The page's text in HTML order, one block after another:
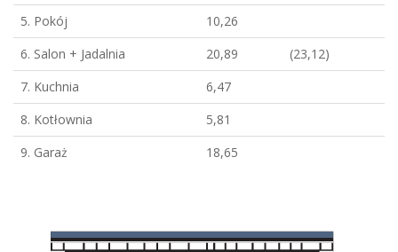
5. Pokój
10,26
6. Salon + Jadalnia
20,89
(23,12)
7. Kuchnia
6,47
8. Kotłownia
5,81
9. Garaż
18,65